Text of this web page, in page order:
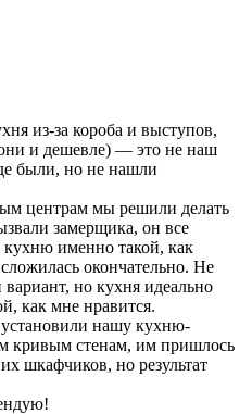
из-за короба и выступов,
и дешевле) — это не наш
были, но не нашли
центрам мы решили делать
замерщика, он все
кухню именно такой, как
окончательно. Не
но кухня идеально
как мне нравится.
нашу кухню-
кривым стенам, им пришлось
шкафчиков, но результат